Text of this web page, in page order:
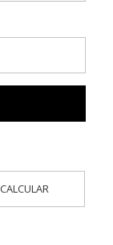
CALCULAR